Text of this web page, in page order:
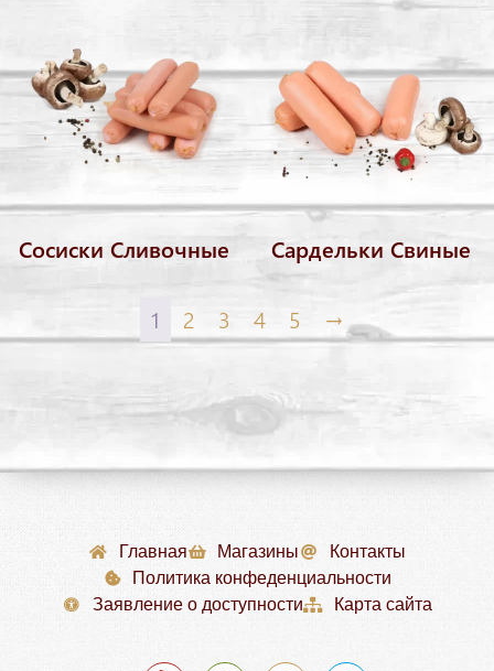
Сосиски Сливочные Сардельки Свиные
1 2 3 4 5 →
Главная Магазины
Контакты
Политика конфеденциальности
Заявление о доступности
Карта сайта